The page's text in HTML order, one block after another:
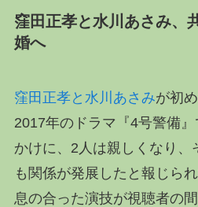
窪田正孝と水川あさみ、
婚へ
窪田正孝と水川あさみが初
2017年のドラマ『4号警備
かけに、2人は親しくなり、
も関係が発展したと報じら
息の合った演技が視聴者の